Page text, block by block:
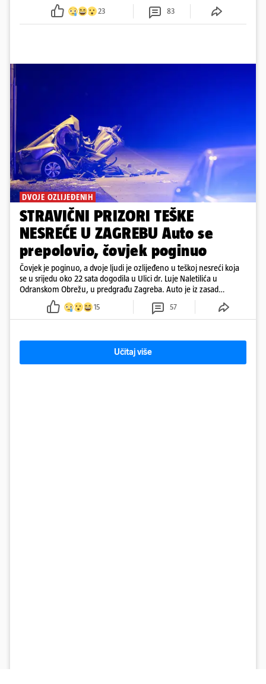
23 83
DVOJE OZLIJEĐENIH
STRAVIČNI PRIZORI TEŠKE
NESREĆE U ZAGREBU Auto se
prepolovio, čovjek poginuo
Čovjek je poginuo, a dvoje ljudi je ozlijeđeno u teškoj nesreći koja
se u srijedu oko 22 sata dogodila u Ulici dr. Luje Naletilića u
Odranskom Obrežu, u predgrađu Zagreba. Auto je iz zasad
neutvrđenih razloga sletio s kolnika, a od siline udara vozilo se
prepolovilo.
15 57
Učitaj više